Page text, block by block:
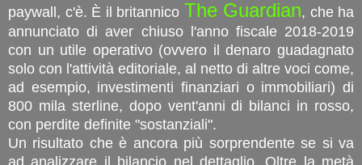
paywall, c'è. È il britannico The Guardian, che ha
annunciato di aver chiuso l'anno fiscale 2018-2019
con un utile operativo (ovvero il denaro guadagnato
solo con l'attività editoriale, al netto di altre voci come,
ad esempio, investimenti finanziari o immobiliari) di
800 mila sterline, dopo vent'anni di bilanci in rosso,
con perdite definite "sostanziali".
Un risultato che è ancora più sorprendente se si va
ad analizzare il bilancio nel dettaglio. Oltre la metà